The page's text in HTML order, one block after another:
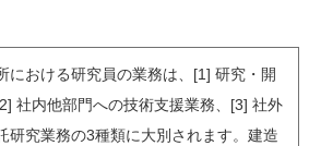
における研究員の業務は、[1] 研究・開
社内他部門への技術支援業務、[3] 社外
研究業務の3種類に大別されます。建造